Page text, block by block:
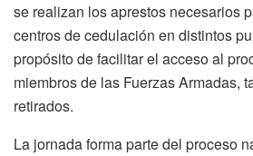
se realizan los aprestos necesarios
centros de cedulación en distintos
propósito de facilitar el acceso al
miembros de las Fuerzas Armadas,
retirados.
La jornada forma parte del proceso